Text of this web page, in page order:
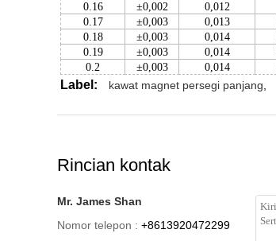
0.16
±0,002 0,012
0.17
±0,003 0,013
0.18
±0,003 0,014
0.19
±0,003 0,014
0.2
±0,003 0,014
Label: kawat magnet persegi panjang
Rincian kontak
Mr. James Shan
Nomor telepon : +8613920472299